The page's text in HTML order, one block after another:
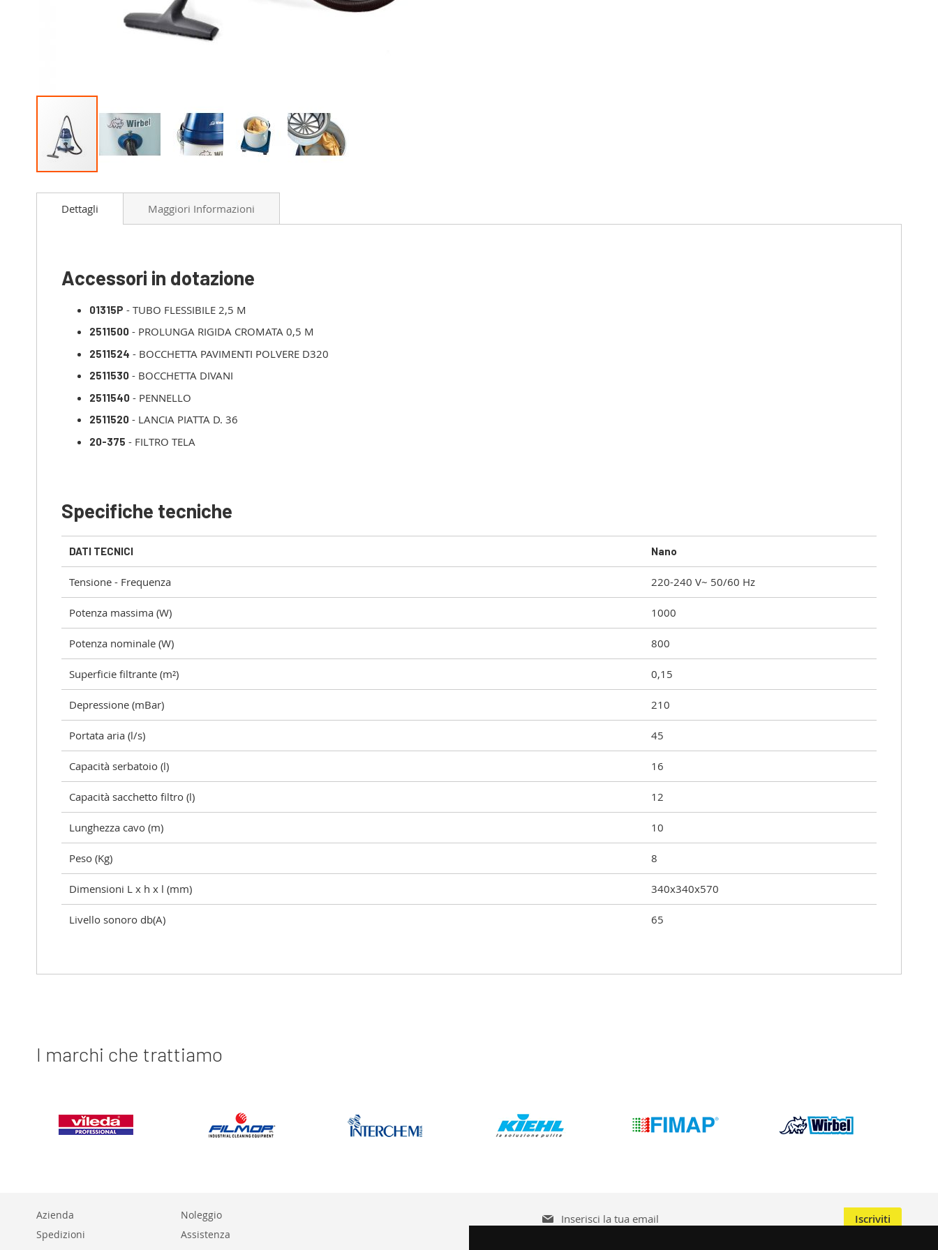
all'inizio
Dettagli
Accessori in dotazione
01315P - TUBO FLESSIBILE 2,5 M
2511500 - PROLUNGA RIGIDA CROMATA 0,5 M
2511524 - BOCCHETTA PAVIMENTI POLVERE D320
2511530 - BOCCHETTA DIVANI
2511540 - PENNELLO
2511520 - LANCIA PIATTA D. 36
20-375 - FILTRO TELA
Specifiche tecniche
DATI TECNICI Nano
Tensione - Frequenza 220-240 V~ 50/60 Hz
Potenza massima (W) 1000
Potenza nominale (W) 800
Superficie filtrante (m²) 0,15
Depressione (mBar) 210
Portata aria (l/s) 45
Capacità serbatoio (l) 16
Capacità sacchetto filtro (l) 12
Lunghezza cavo (m) 10
Peso (Kg) 8
Dimensioni L x h x l (mm) 340x340x570
Livello sonoro db(A) 65
Maggiori Informazioni
I marchi che trattiamo
Iscriviti
alla
Iscriviti
Azienda
Spedizioni
Noleggio
Assistenza